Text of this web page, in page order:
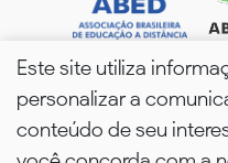
Este site utiliza
personalizar a
conteúdo de seu